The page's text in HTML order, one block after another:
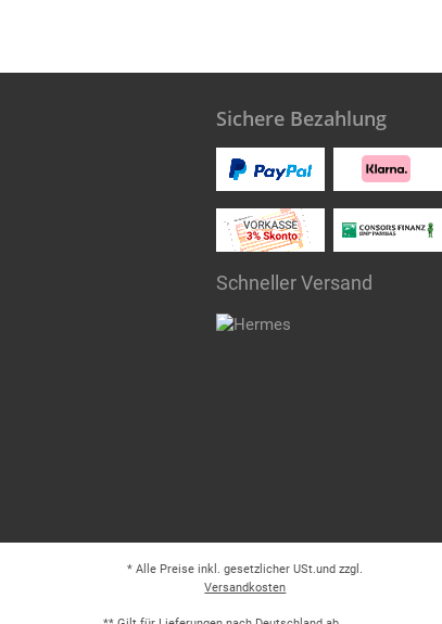
Sichere Bezahlung
Schneller Versand
* Alle Preise inkl. gesetzlicher USt.und zzgl.
Versandkosten